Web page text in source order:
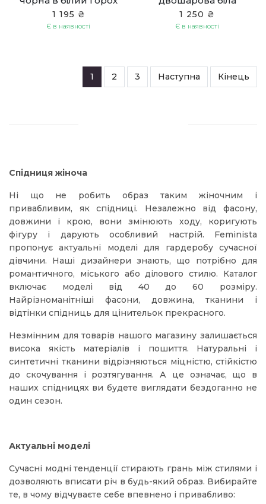
1 195 ₴
Є в наявності
1 250 ₴
Є в наявності
1 2 3 Наступна Кінець
Спідниця жіноча
Ні що не робить образ таким жіночним і
привабливим, як спідниці. Незалежно від фасону,
довжини і крою, вони змінюють ходу, коригують
фігуру і дарують особливий настрій. Feminista
пропонує актуальні моделі для гардеробу сучасної
дівчини. Наші дизайнери знають, що потрібно для
романтичного, міського або ділового стилю. Каталог
включає моделі від 40 до 60 розміру.
Найрізноманітніші фасони, довжина, тканини і
відтінки спідниць для цінительок прекрасного.
Незмінним для товарів нашого магазину залишається
висока якість матеріалів і пошиття. Натуральні і
синтетичні тканини відрізняються міцністю, стійкістю
до скочування і розтягування. А це означає, що в
наших спідницях ви будете виглядати бездоганно не
один сезон.
Актуальні моделі
Сучасні модні тенденції стирають грань між стилями і
дозволяють вписати річ в будь-який образ. Вибирайте
те, в чому відчуваєте себе впевнено і привабливо: